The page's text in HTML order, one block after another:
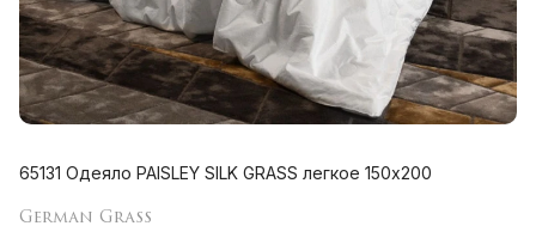
65131 Одеяло PAISLEY SILK GRASS легкое 150х200
German Grass